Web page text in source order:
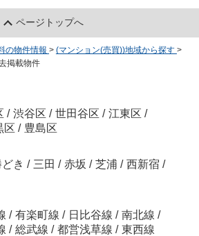
ページトップへ
の物件情報 > (マンション(売買))地域から探す >
掲載物件
/ 渋谷区 / 世田谷区 / 江東区 /
区 / 豊島区
き / 三田 / 赤坂 / 芝浦 / 西新宿 /
/ 有楽町線 / 日比谷線 / 南北線 /
/ 総武線 / 都営浅草線 / 東西線